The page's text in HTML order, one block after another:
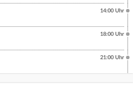
14:00 Uhr
18:00 Uhr
21:00 Uhr